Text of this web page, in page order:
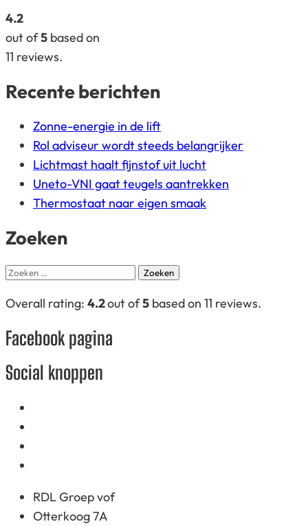
based
on
12.345
4.2
out of5 based on
11 reviews.
Recente berichten
Zonne-energie in de lift
Rol adviseur wordt steeds belangrijker
Lichtmast haalt fijnstof uit lucht
Uneto-VNI gaat teugels aantrekken
Thermostaat naar eigen smaak
Zoeken
Zoeken
4,2
based
12.345
Overall rating: 4.2out of5 based on 11 reviews.
Facebook pagina
Social knoppen
RDL Groep vof
Otterkoog 7A